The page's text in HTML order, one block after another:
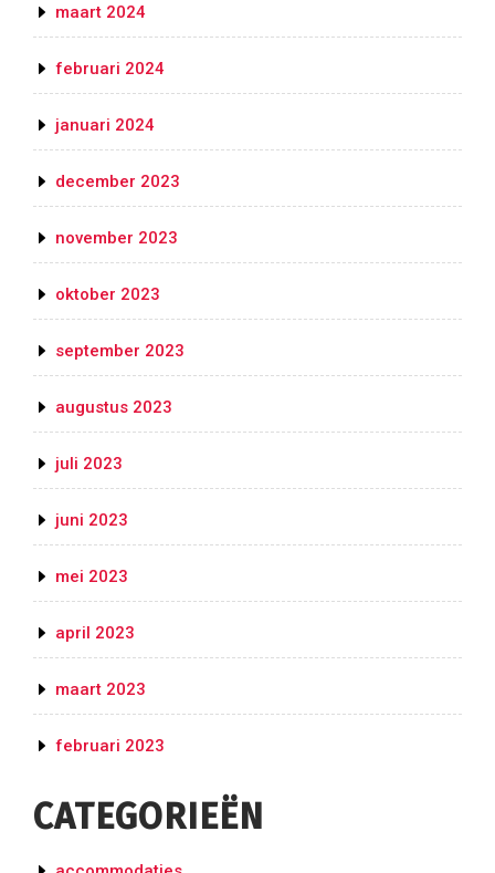
maart 2024
februari 2024
januari 2024
december 2023
november 2023
oktober 2023
september 2023
augustus 2023
juli 2023
juni 2023
mei 2023
april 2023
maart 2023
februari 2023
CATEGORIEËN